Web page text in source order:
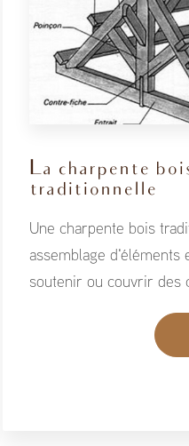
La charpente
traditionnelle
Une charpente bois
assemblage d'éléments
soutenir ou couvrir des